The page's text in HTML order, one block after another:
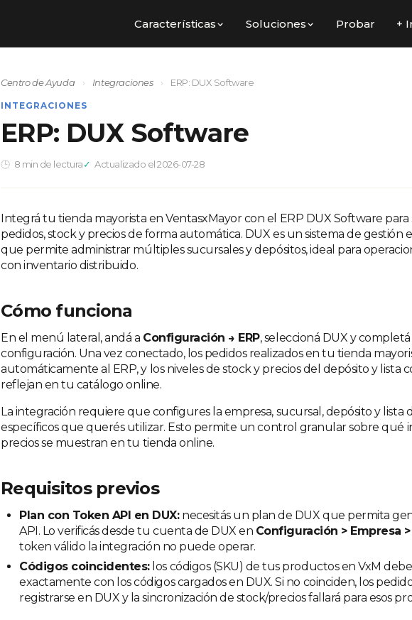
Características Soluciones Probar +
Centro de Ayuda › Integraciones › ERP: DUX Software
INTEGRACIONES
ERP: DUX Software
8 min de lectura Actualizado el 2026-07-28
Integrá tu tienda mayorista en VentasxMayor con el ERP DUX Software para
pedidos, stock y precios de forma automática. DUX es un sistema de gestión
que permite administrar múltiples sucursales y depósitos, ideal para
con inventario distribuido.
Cómo funciona
En el menú lateral, andá a Configuración → ERP, seleccioná DUX y
configuración. Una vez conectado, los pedidos realizados en tu tienda
automáticamente al ERP, y los niveles de stock y precios del depósito y lista
reflejan en tu catálogo online.
La integración requiere que configures la empresa, sucursal, depósito y lista
específicos que querés utilizar. Esto permite un control granular sobre qué
precios se muestran en tu tienda online.
Requisitos previos
Plan con Token API en DUX:necesitás un plan de DUX que permita
API. Lo verificás desde tu cuenta de DUX en Configuración > Empresa >
token válido la integración no puede operar.
Códigos coincidentes:los códigos (SKU) de tus productos en VxM
exactamente con los códigos cargados en DUX. Si no coinciden, los
registrarse en DUX y la sincronización de stock/precios fallará para esos